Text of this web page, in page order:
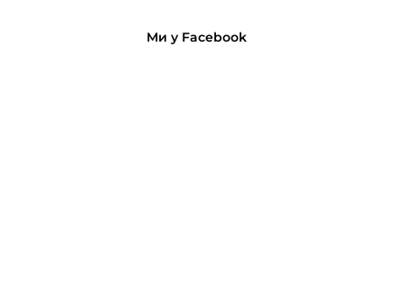
Ми у Facebook